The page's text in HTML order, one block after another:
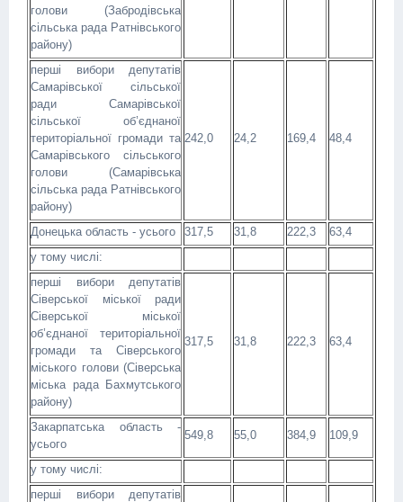
голови (Забродівська
сільська рада Ратнівського
району)
перші вибори депутатів
Самарівської сільської
ради Самарівської
сільської об’єднаної
територіальної громади та
Самарівського сільського
голови (Самарівська
сільська рада Ратнівського
району)
242,0 24,2 169,4 48,4
Донецька область - усього 317,5 31,8 222,3
63,4
у тому числі:
перші вибори депутатів
Сіверської міської ради
Сіверської міської
об’єднаної територіальної
громади та Сіверського
міського голови (Сіверська
міська рада Бахмутського
району)
317,5 31,8 222,3 63,4
Закарпатська область -
усього
549,8 55,0 384,9 109,9
у тому числі:
перші вибори депутатів